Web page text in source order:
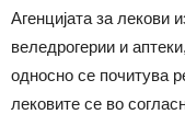
Агенцијата за лекови
веледрогерии и
односно се почитува
лековите се во